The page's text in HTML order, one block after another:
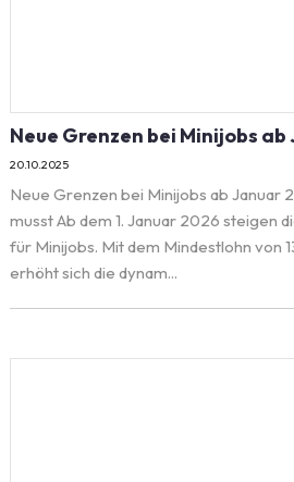
Neue Grenzen bei Minijobs
20.10.2025
Neue Grenzen bei Minijobs ab Januar
musst Ab dem 1. Januar 2026 steigen
für Minijobs. Mit dem Mindestlohn von
erhöht sich die dynam...